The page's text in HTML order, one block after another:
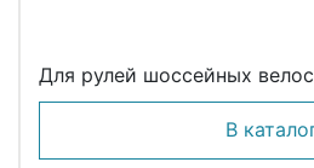
Для рулей шоссейных
В